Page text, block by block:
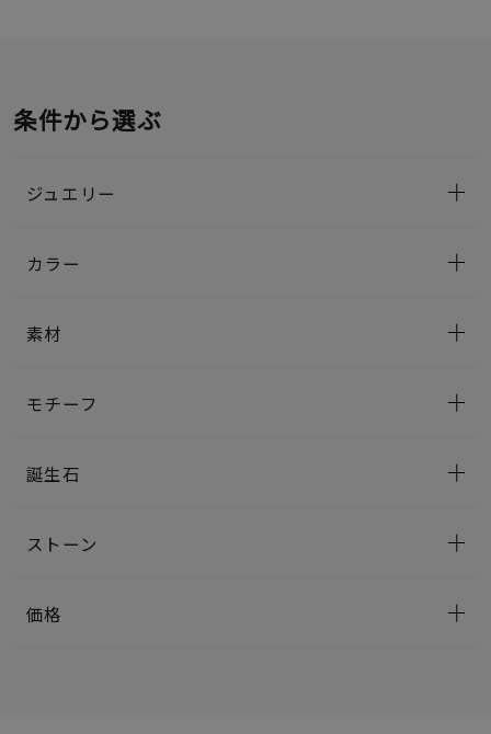
条件から選ぶ
ジュエリー
カラー
素材
モチーフ
誕生石
ストーン
価格